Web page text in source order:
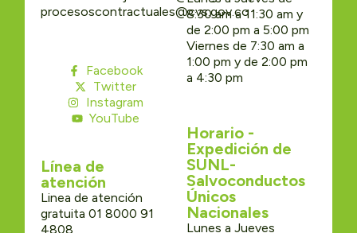
procesoscontractuales@cvs.gov.co
Facebook
Twitter
Instagram
YouTube
Línea de
atención
Linea de atención
gratuita 01 8000 91
4808
8:30 am a 11:30 am y
de 2:00 pm a 5:00 pm
Viernes de 7:30 am a
1:00 pm y de 2:00 pm
a 4:30 pm
Horario -
Expedición de
SUNL-
Salvoconductos
Únicos
Nacionales
Lunes a Jueves